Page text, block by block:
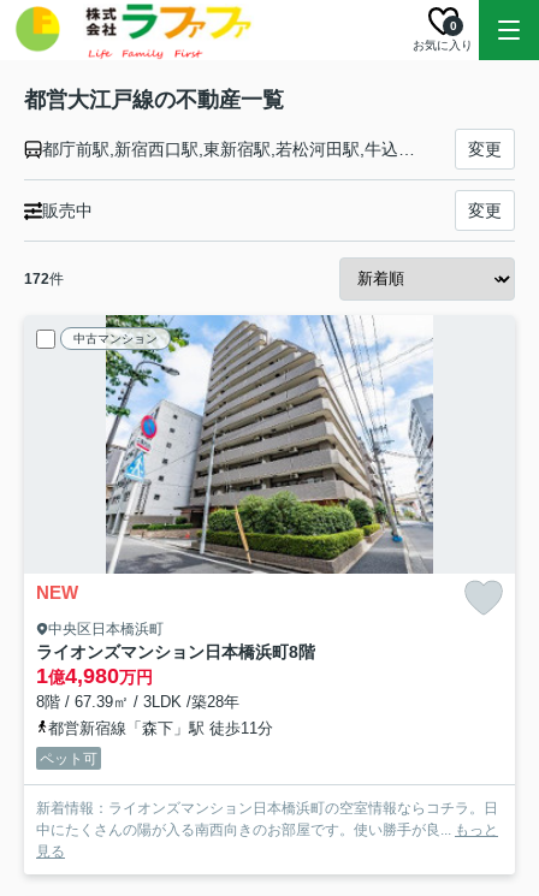
お気に入り
0
都営大江戸線の不動産一覧
変更
販売中 変更
172件
中古マンション
NEW
中央区日本橋浜町
ライオンズマンション日本橋浜町8階
1億4,980万円
8階 / 67.39㎡ / 3LDK /築28年
都営新宿線「森下」駅 徒歩11分
ペット可
新着情報：ライオンズマンション日本橋浜町の空室情報ならコチラ。日
中にたくさんの陽が入る南西向きのお部屋です。使い勝手が良... もっと
見る